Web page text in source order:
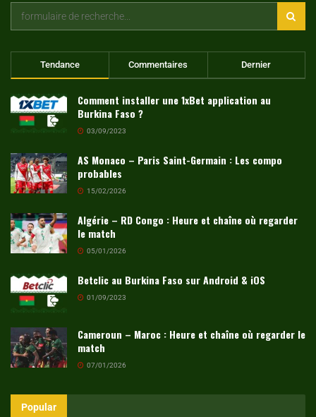
Tendance Commentaires Dernier
Comment installer une 1xBet application au
Burkina Faso ?
03/09/2023
AS Monaco – Paris Saint-Germain : Les compo
probables
15/02/2026
Algérie – RD Congo : Heure et chaîne où regarder
le match
05/01/2026
Betclic au Burkina Faso sur Android & iOS
01/09/2023
Cameroun – Maroc : Heure et chaîne où regarder le
match
07/01/2026
Popular